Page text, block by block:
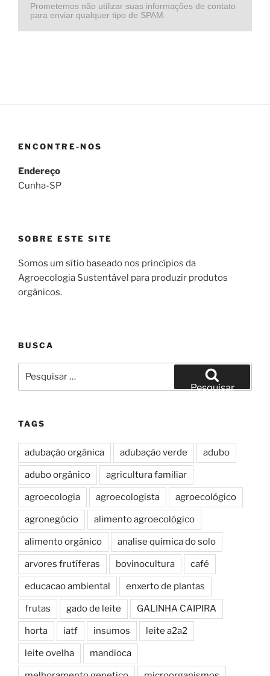
Prometemos não utilizar suas informações de contato
para enviar qualquer tipo de SPAM.
ENCONTRE-NOS
Endereço
Cunha-SP
SOBRE ESTE SITE
Somos um sítio baseado nos princípios da
Agroecologia Sustentável para produzir produtos
orgânicos.
BUSCA
por:
Pesquisar
TAGS
adubação orgânica adubação verde adubo
adubo orgânico agricultura familiar
agroecologia agroecologista agroecológico
agronegócio alimento agroecológico
alimento orgânico analise quimica do solo
arvores frutíferas bovinocultura café
educacao ambiental enxerto de plantas
frutas gado de leite GALINHA CAIPIRA
horta iatf insumos leite a2a2
leite ovelha mandioca